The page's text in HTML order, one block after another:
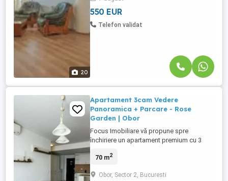
20
ofera apartamente ...
550 EUR
Telefon validat
Apartament 3cam Vedere
Panoramica + Parcare - Rose
Garden | Obor
Focus Imobiliare vă propune spre
închiriere un apartament premium cu 3
pe Șoseaua Colentina nr. 16, unul dintre
din Sectorul 2. Amplasat la etajul 5, cu
70 m2
Obor, Sector 2, Bucuresti